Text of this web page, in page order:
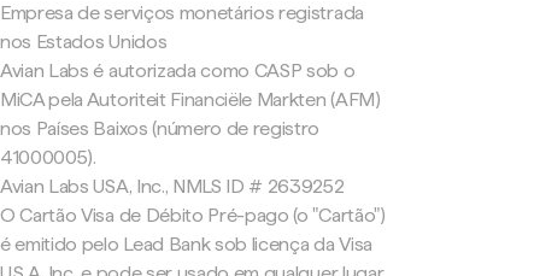
Empresa de serviços monetários registrada
nos Estados Unidos
Avian Labs é autorizada como CASP sob o
MiCA pela Autoriteit Financiële Markten (AFM)
nos Países Baixos (número de registro
41000005).
Avian Labs USA, Inc., NMLS ID # 2639252
O Cartão Visa de Débito Pré-pago (o "Cartão")
é emitido pelo Lead Bank sob licença da Visa